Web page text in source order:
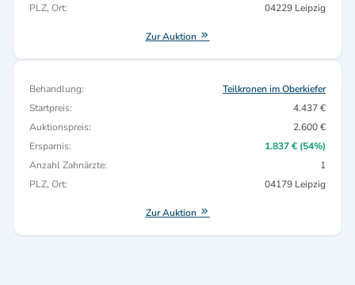
PLZ, Ort:
04229 Leipzig
Zur Auktion
Behandlung:
Teilkronen im Oberkiefer
Startpreis:
4.437 €
Auktionspreis:
2.600 €
Ersparnis:
1.837 € (54%)
Anzahl Zahnärzte:
1
PLZ, Ort:
04179 Leipzig
Zur Auktion